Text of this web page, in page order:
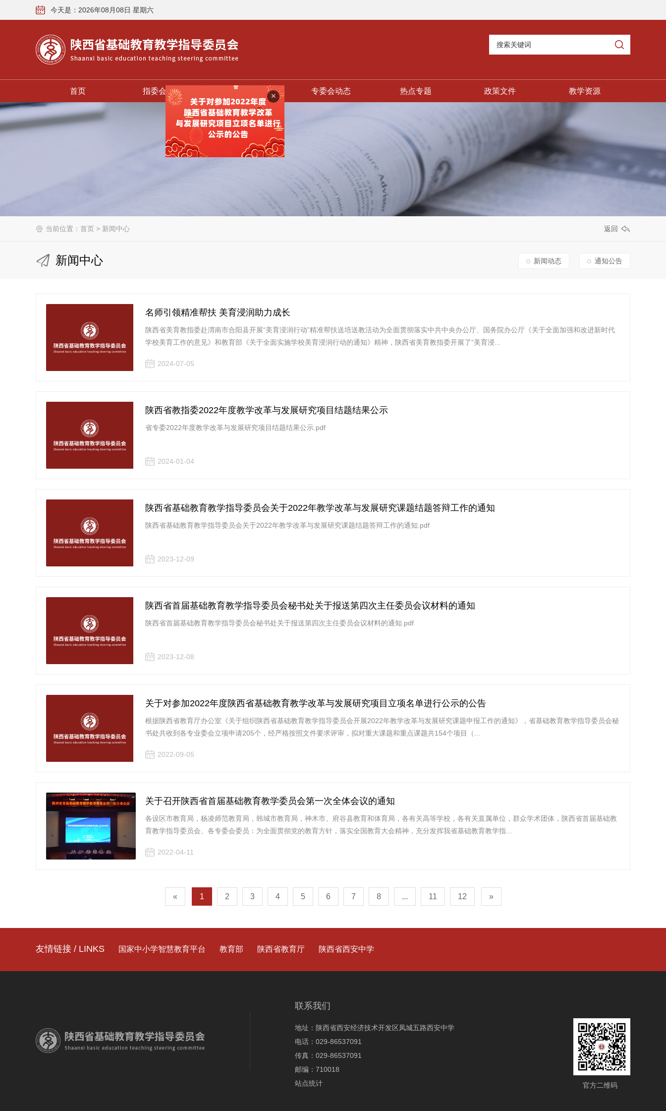
今天是：2026年08月08日 星期六
首页 指委会概况 基教前言 专委会动态 热点专题 政策文件 教学资源
当前位置： 首页 > 新闻中心 返回
新闻中心 新闻动态 通知公告
名师引领精准帮扶 美育浸润助力成长
陕西省美育教指委赴渭南市合阳县开展“美育浸润行动”精准帮扶送培送教活动为全面贯彻落实中共中央办公厅、国务院办公厅《关于全面加强和改进新时代
学校美育工作的意见》和教育部《关于全面实施学校美育浸润行动的通知》精神，陕西省美育教指委开展了“美育浸...
2024-07-05
陕西省教指委2022年度教学改革与发展研究项目结题结果公示
省专委2022年度教学改革与发展研究项目结题结果公示.pdf
2024-01-04
陕西省基础教育教学指导委员会关于2022年教学改革与发展研究课题结题答辩工作的通知
陕西省基础教育教学指导委员会关于2022年教学改革与发展研究课题结题答辩工作的通知.pdf
2023-12-09
陕西省首届基础教育教学指导委员会秘书处关于报送第四次主任委员会议材料的通知
陕西省首届基础教育教学指导委员会秘书处关于报送第四次主任委员会议材料的通知.pdf
2023-12-08
关于对参加2022年度陕西省基础教育教学改革与发展研究项目立项名单进行公示的公告
根据陕西省教育厅办公室《关于组织陕西省基础教育教学指导委员会开展2022年教学改革与发展研究课题申报工作的通知》，省基础教育教学指导委员会秘
书处共收到各专业委会立项申请205个，经严格按照文件要求评审，拟对重大课题和重点课题共154个项目（...
2022-09-05
关于召开陕西省首届基础教育教学委员会第一次全体会议的通知
各设区市教育局，杨凌师范教育局，韩城市教育局，神木市、府谷县教育和体育局，各有关高等学校，各有关直属单位，群众学术团体，陕西省首届基础教
育教学指导委员会、各专委会委员：为全面贯彻党的教育方针，落实全国教育大会精神，充分发挥我省基础教育教学指...
2022-04-11
« 1 2 3 4 5 6 7 8 ... 11 12 »
友情链接 / LINKS 国家中小学智慧教育平台 教育部 陕西省教育厅 陕西省西安中学
联系我们
地址：陕西省西安经济技术开发区凤城五路西安中学
电话：029-86537091
传真：029-86537091
邮编：710018
站点统计
官方二维码
+